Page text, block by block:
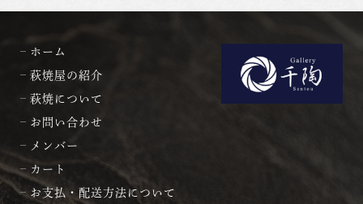
ホーム
萩焼屋の紹介
萩焼について
お問い合わせ
メンバー
カート
お支払・配送方法について